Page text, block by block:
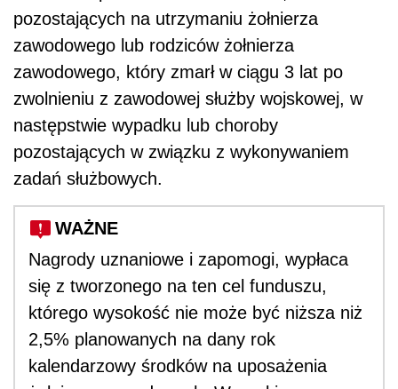
pozostających na utrzymaniu żołnierza
zawodowego lub rodziców żołnierza
zawodowego, który zmarł w ciągu 3 lat po
zwolnieniu z zawodowej służby wojskowej, w
następstwie wypadku lub choroby
pozostających w związku z wykonywaniem
zadań służbowych.
WAŻNE
Nagrody uznaniowe i zapomogi, wypłaca
się z tworzonego na ten cel funduszu,
którego wysokość nie może być niższa niż
2,5% planowanych na dany rok
kalendarzowy środków na uposażenia